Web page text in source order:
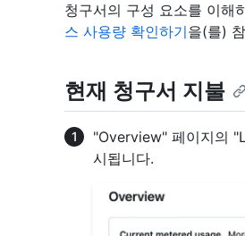
청구서의 구성 요소를 이해
스 사용량 확인하기을(를)
현재 청구서 지불
"Overview" 페이지의
시됩니다.